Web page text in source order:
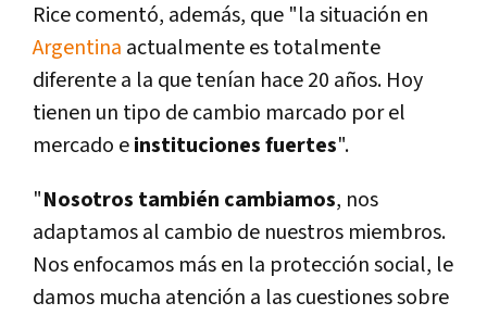
Rice comentó, además, que "la situación en
Argentina actualmente es totalmente
diferente a la que tení­an hace 20 años. Hoy
tienen un tipo de cambio marcado por el
mercado einstituciones fuertes".
"Nosotros también cambiamos, nos
adaptamos al cambio de nuestros miembros.
Nos enfocamos más en la protección social, le
damos mucha atención a las cuestiones sobre